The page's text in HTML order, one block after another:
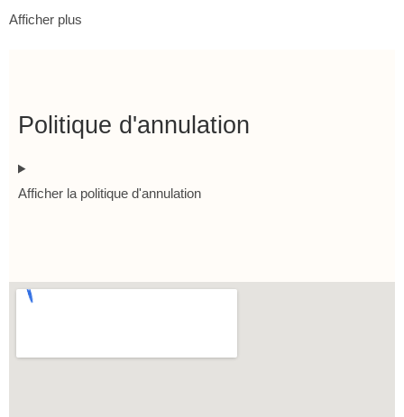
Afficher plus
Politique d'annulation
Afficher la politique d'annulation